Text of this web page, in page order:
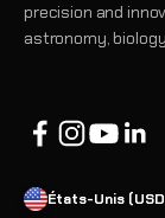
precision and
astronomy,
États-Unis